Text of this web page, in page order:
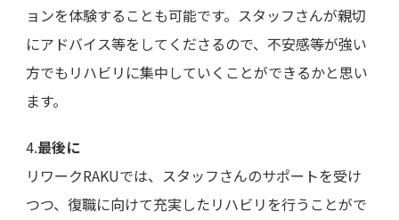
ョンを体験することも可能です。スタッフさんが親切
にアドバイス等をしてくださるので、不安感等が強い
方でもリハビリに集中していくことができるかと思い
ます。
4.最後に
リワークRAKUでは、スタッフさんのサポートを受け
つつ、復職に向けて充実したリハビリを行うことがで